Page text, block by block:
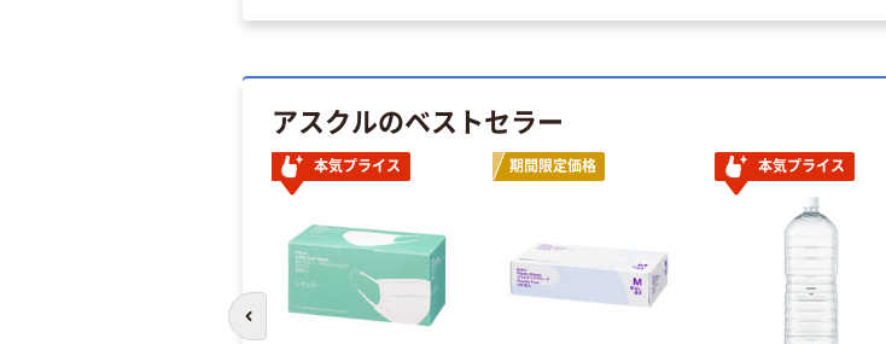
アスクルのベストセラー
本気プライス 期間限定価格 本気プライス